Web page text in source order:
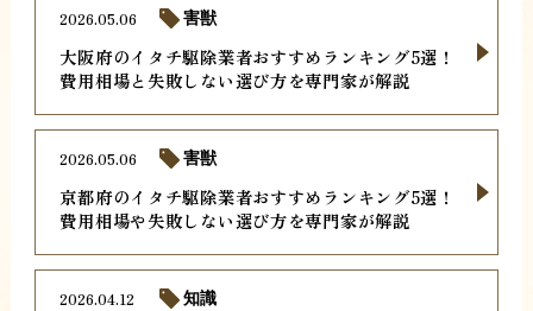
大阪府のイタチ駆除業者おすすめランキング5選！
費用相場と失敗しない選び方を専門家が解説
2026.05.06 害獣
京都府のイタチ駆除業者おすすめランキング5選！
費用相場や失敗しない選び方を専門家が解説
2026.05.06 害獣
2026.04.12 知識